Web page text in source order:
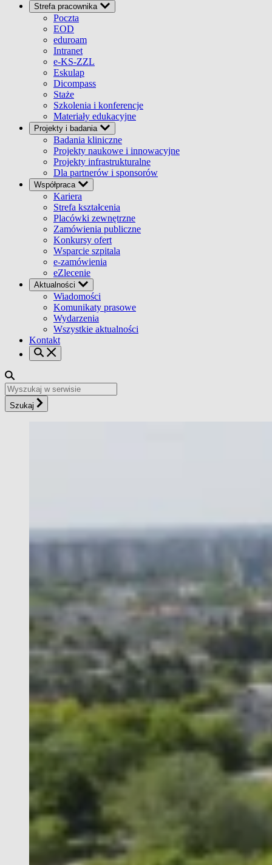
Strefa pracownika
Poczta
EOD
eduroam
Intranet
e-KS-ZZL
Eskulap
Dicompass
Staże
Szkolenia i konferencje
Materiały edukacyjne
Projekty i badania
Badania kliniczne
Projekty naukowe i innowacyjne
Projekty infrastrukturalne
Dla partnerów i sponsorów
Współpraca
Kariera
Strefa kształcenia
Placówki zewnętrzne
Zamówienia publiczne
Konkursy ofert
Wsparcie szpitala
e-zamówienia
eZlecenie
Aktualności
Wiadomości
Komunikaty prasowe
Wydarzenia
Wszystkie aktualności
Kontakt
Szukaj